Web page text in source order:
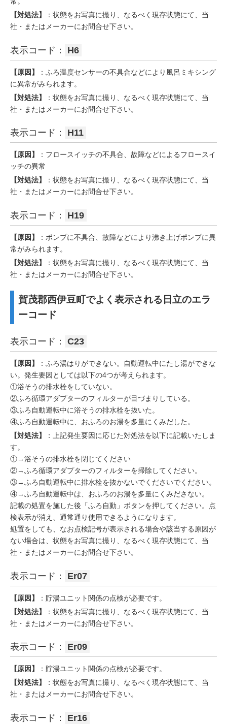
【対処法】
：状態をお写真に撮り、なるべく現存状態にて、当
社・またはメーカーにお問合せ下さい。
表示コード： H6
【原因】
：ふろ温度センサーの不具合などにより風呂ミキシング
に異常がみられます。
【対処法】
：状態をお写真に撮り、なるべく現存状態にて、当
社・またはメーカーにお問合せ下さい。
表示コード： H11
【原因】
：フロースイッチの不具合、故障などによるフロースイ
ッチの異常
【対処法】
：状態をお写真に撮り、なるべく現存状態にて、当
社・またはメーカーにお問合せ下さい。
表示コード： H19
【原因】
：ポンプに不具合、故障などにより沸き上げポンプに異
常がみられます。
【対処法】
：状態をお写真に撮り、なるべく現存状態にて、当
社・またはメーカーにお問合せ下さい。
賀茂郡西伊豆町でよく表示される日立のエラ
ーコード
表示コード： C23
【原因】
：ふろ湯はりができない。自動運転中にたし湯ができな
い。発生要因としては以下の4つが考えられます。
①浴そうの排水栓をしていない。
②ふろ循環アダプターのフィルターが目づまりしている。
③ふろ自動運転中に浴そうの排水栓を抜いた。
④ふろ自動運転中に、おふろのお湯を多量にくみだした。
【対処法】
：上記発生要因に応じた対処法を以下に記載いたしま
す。
①→浴そうの排水栓を閉じてください
②→ふろ循環アダプターのフィルターを掃除してください。
③→ふろ自動運転中に排水栓を抜かないでくださいでください。
④→ふろ自動運転中は、おふろのお湯を多量にくみださない。
記載の処置を施した後「ふろ自動」ボタンを押してください。点
検表示が消え、通常通り使用できるようになります。
処置をしても、なお点検記号が表示される場合や該当する原因が
ない場合は、状態をお写真に撮り、なるべく現存状態にて、当
社・またはメーカーにお問合せ下さい。
表示コード： Er07
【原因】
：貯湯ユニット関係の点検が必要です。
【対処法】
：状態をお写真に撮り、なるべく現存状態にて、当
社・またはメーカーにお問合せ下さい。
表示コード： Er09
【原因】
：貯湯ユニット関係の点検が必要です。
【対処法】
：状態をお写真に撮り、なるべく現存状態にて、当
社・またはメーカーにお問合せ下さい。
表示コード： Er16